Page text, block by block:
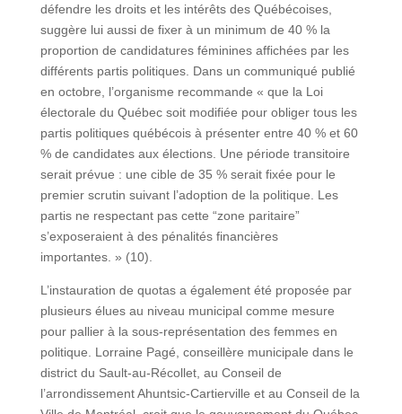
défendre les droits et les intérêts des Québécoises,
suggère lui aussi de fixer à un minimum de 40 % la
proportion de candidatures féminines affichées par les
différents partis politiques. Dans un communiqué publié
en octobre, l’organisme recommande « que la Loi
électorale du Québec soit modifiée pour obliger tous les
partis politiques québécois à présenter entre 40 % et 60
% de candidates aux élections. Une période transitoire
serait prévue : une cible de 35 % serait fixée pour le
premier scrutin suivant l’adoption de la politique. Les
partis ne respectant pas cette “zone paritaire”
s’exposeraient à des pénalités financières
importantes. » (10).
L’instauration de quotas a également été proposée par
plusieurs élues au niveau municipal comme mesure
pour pallier à la sous-représentation des femmes en
politique. Lorraine Pagé, conseillère municipale dans le
district du Sault-au-Récollet, au Conseil de
l’arrondissement Ahuntsic-Cartierville et au Conseil de la